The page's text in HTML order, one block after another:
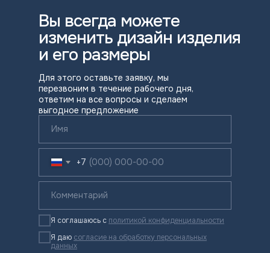
Вы всегда можете
изменить дизайн изделия
и его размеры
Для этого оставьте заявку, мы
перезвоним в течение рабочего дня,
ответим на все вопросы и сделаем
выгодное предложение
+7
Я соглашаюсь с политикой конфиденциальности
Я даю согласие на обработку персональных
данных